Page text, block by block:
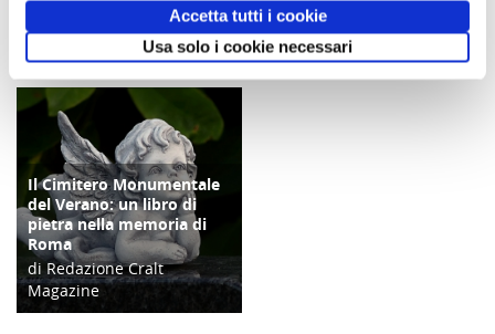
Accetta tutti i cookie
Usa solo i cookie necessari
di Redazione Cralt
Magazine
19/02/16
di Redazione Cralt
Magazine
14/05/21
ATTIVITÀ
Il Cimitero Monumentale
del Verano: un libro di
pietra nella memoria di
Roma
di Redazione Cralt
Magazine